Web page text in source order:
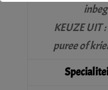
KEUZE UIT
puree of